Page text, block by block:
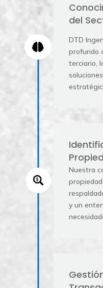

del
DTD
profundo
terciario,

Nuestra
y un